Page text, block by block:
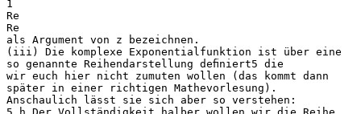
1
Re
Re
als Argument von z bezeichnen.
(iii) Die komplexe Exponentialfunktion ist über eine
so genannte Reihendarstellung deﬁniert5 die
wir euch hier nicht zumuten wollen (das kommt dann
später in einer richtigen Mathevorlesung).
Anschaulich lässt sie sich aber so verstehen: